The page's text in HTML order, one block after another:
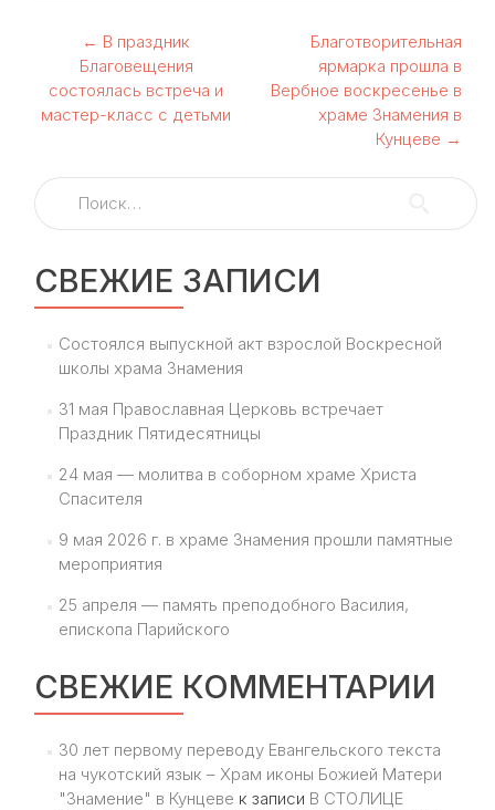
Навигация
по
записям
← В праздник
Благовещения
состоялась встреча и
мастер-класс с детьми
Благотворительная
ярмарка прошла в
Вербное воскресенье в
храме Знамения в
Кунцеве →
Найти:
СВЕЖИЕ ЗАПИСИ
Состоялся выпускной акт взрослой Воскресной
школы храма Знамения
31 мая Православная Церковь встречает
Праздник Пятидесятницы
24 мая — молитва в соборном храме Христа
Спасителя
9 мая 2026 г. в храме Знамения прошли памятные
мероприятия
25 апреля — память преподобного Василия,
епископа Парийского
СВЕЖИЕ КОММЕНТАРИИ
30 лет первому переводу Евангельского текста
на чукотский язык – Храм иконы Божией Матери
"Знамение" в Кунцеве к записи В СТОЛИЦЕ